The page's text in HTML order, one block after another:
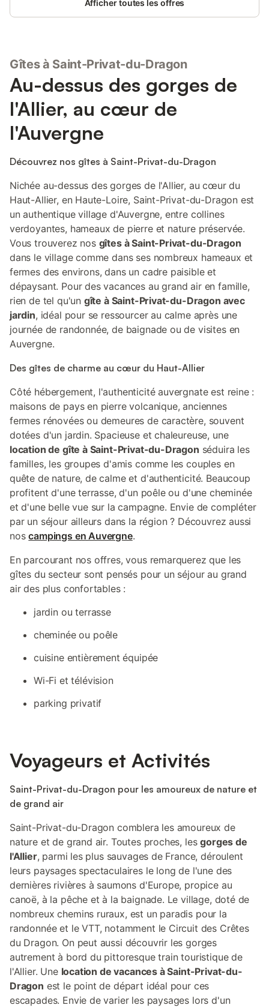
maison est placée à l'écart du village. Une très belle vue de la
terrasse, possibilité de visiter la ferme des propriétaires
Afficher toutes les offres
Gîtes à Saint-Privat-du-Dragon
Au-dessus des gorges de
l'Allier, au cœur de
l'Auvergne
Découvrez nos gîtes à Saint-Privat-du-Dragon
Nichée au-dessus des gorges de l'Allier, au cœur du
Haut-Allier, en Haute-Loire, Saint-Privat-du-Dragon est
un authentique village d'Auvergne, entre collines
verdoyantes, hameaux de pierre et nature préservée.
Vous trouverez nos gîtes à Saint-Privat-du-Dragon
dans le village comme dans ses nombreux hameaux et
fermes des environs, dans un cadre paisible et
dépaysant. Pour des vacances au grand air en famille,
rien de tel qu'un gîte à Saint-Privat-du-Dragon avec
jardin, idéal pour se ressourcer au calme après une
journée de randonnée, de baignade ou de visites en
Auvergne.
Des gîtes de charme au cœur du Haut-Allier
Côté hébergement, l'authenticité auvergnate est reine :
maisons de pays en pierre volcanique, anciennes
fermes rénovées ou demeures de caractère, souvent
dotées d'un jardin. Spacieuse et chaleureuse, une
location de gîte à Saint-Privat-du-Dragon séduira les
familles, les groupes d'amis comme les couples en
quête de nature, de calme et d'authenticité. Beaucoup
profitent d'une terrasse, d'un poêle ou d'une cheminée
et d'une belle vue sur la campagne. Envie de compléter
par un séjour ailleurs dans la région ? Découvrez aussi
noscampings en Auvergne.
En parcourant nos offres, vous remarquerez que les
gîtes du secteur sont pensés pour un séjour au grand
air des plus confortables :
jardin ou terrasse
cheminée ou poêle
cuisine entièrement équipée
Wi-Fi et télévision
parking privatif
Voyageurs et Activités
Saint-Privat-du-Dragon pour les amoureux de nature et
de grand air
Saint-Privat-du-Dragon comblera les amoureux de
nature et de grand air. Toutes proches, lesgorges de
l'Allier, parmi les plus sauvages de France, déroulent
leurs paysages spectaculaires le long de l'une des
dernières rivières à saumons d'Europe, propice au
canoë, à la pêche et à la baignade. Le village, doté de
nombreux chemins ruraux, est un paradis pour la
randonnée et le VTT, notamment le Circuit des Crêtes
du Dragon. On peut aussi découvrir les gorges
autrement à bord du pittoresque train touristique de
l'Allier. Une location de vacances à Saint-Privat-du-
Dragon est le point de départ idéal pour ces
escapades. Envie de varier les paysages lors d'un